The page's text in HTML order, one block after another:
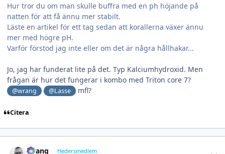
Hur tror du om man skulle buffra med en ph höjande på
natten för att få ännu mer stabilt.
Läste en artikel för ett tag sedan att korallerna växer ännu
mer med högre pH.
Varför förstod jag inte eller om det är några hållhakar...
Jo, jag har funderat lite på det. Typ Kalciumhydroxid. Men
frågan är hur det fungerar i kombo med Triton core 7?
@wrang @Lasse mfl?
Citera
wrang Hedersmedlem